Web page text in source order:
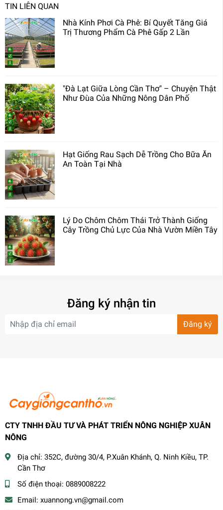
TIN LIÊN QUAN
Nhà Kính Phơi Cà Phê: Bí Quyết Tăng Giá
Trị Thương Phẩm Cà Phê Gấp 2 Lần
"Đà Lạt Giữa Lòng Cần Thơ" – Chuyện Thật
Như Đùa Của Những Nông Dân Phố
Hạt Giống Rau Sạch Dễ Trồng Cho Bữa Ăn
An Toàn Tại Nhà
Lý Do Chôm Chôm Thái Trở Thành Giống
Cây Trồng Chủ Lực Của Nhà Vườn Miền Tây
Đăng ký nhận tin
Đăng ký
CTY TNHH ĐẦU TƯ VÀ PHÁT TRIỂN NÔNG NGHIỆP XUÂN
NÔNG
Địa chỉ: 352C, đường 30/4, P.Xuân Khánh, Q. Ninh Kiều, TP.
Cần Thơ
Số điện thoại: 0889008222
Email: xuannong.vn@gmail.com